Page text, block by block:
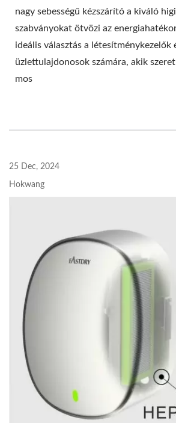
nagy sebességű kézszárító a kiváló
szabványokat ötvözi az
ideális választás a létesítménykezelők
üzlettulajdonosok számára, akik
mos
25 Dec, 2024
Hokwang